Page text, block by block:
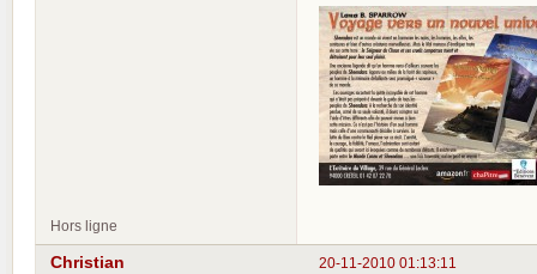
Hors ligne
20-11-2010 01:13:11
Christian